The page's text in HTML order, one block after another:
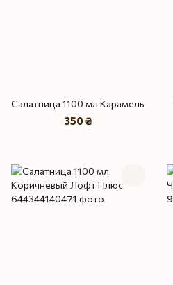
Салатница 1100 мл Карамель
350 ₴